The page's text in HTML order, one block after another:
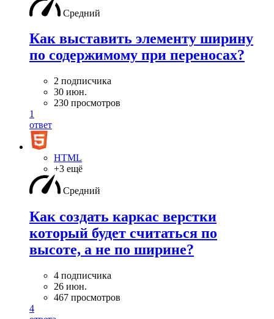
Средний
Как выставить элементу ширину
по содержимому при переносах?
2 подписчика
30 июн.
230 просмотров
1
ответ
HTML
+3 ещё
Средний
Как создать каркас верстки
который будет считаться по
высоте, а не по ширине?
4 подписчика
26 июн.
467 просмотров
4